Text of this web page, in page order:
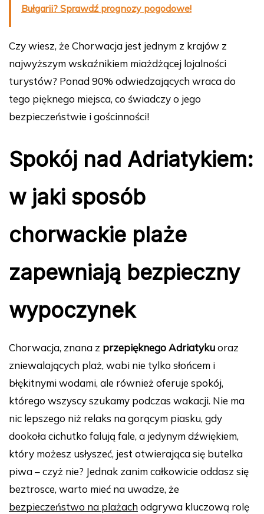
Bułgarii? Sprawdź prognozy pogodowe!
Czy wiesz, że Chorwacja jest jednym z krajów z
najwyższym wskaźnikiem miażdżącej lojalności
turystów? Ponad 90% odwiedzających wraca do
tego pięknego miejsca, co świadczy o jego
bezpieczeństwie i gościnności!
Spokój nad Adriatykiem:
w jaki sposób
chorwackie plaże
zapewniają bezpieczny
wypoczynek
Chorwacja, znana z przepięknego Adriatykuoraz
zniewalających plaż, wabi nie tylko słońcem i
błękitnymi wodami, ale również oferuje spokój,
którego wszyscy szukamy podczas wakacji. Nie ma
nic lepszego niż relaks na gorącym piasku, gdy
dookoła cichutko falują fale, a jedynym dźwiękiem,
który możesz usłyszeć, jest otwierająca się butelka
piwa – czyż nie? Jednak zanim całkowicie oddasz się
beztrosce, warto mieć na uwadze, że
bezpieczeństwo na plażachodgrywa kluczową rolę